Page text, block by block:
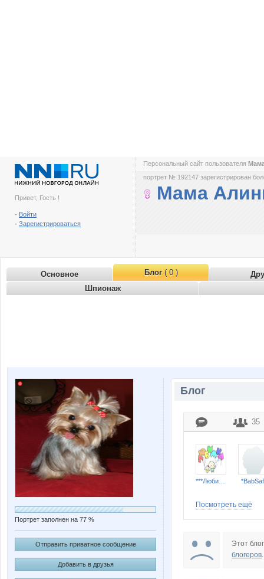
Привет, Гость !
- Войти
- Зарегистрироваться
Персональный сайт пользователя
портрет № 192147 зарегистрирован
Мама
Основное Блог( 0 )
Шпионаж
Портрет заполнен на 77 %
Отправить приватное сообщение
Добавить в друзья
Блог
35
Посмотреть ещё
Этот
блогеров.